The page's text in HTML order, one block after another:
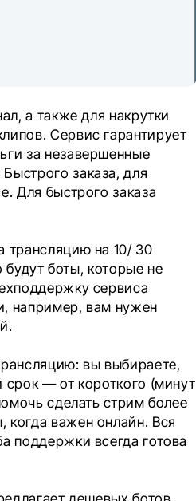
а также для накрутки
Сервис гарантирует
за незавершенные
заказа, для
Для быстрого заказа
трансляцию на 10/ 30
боты, которые не
сервиса
например, вам нужен
вы выбираете,
— от короткого (минут
сделать стрим более
важен онлайн. Вся
поддержки всегда готова